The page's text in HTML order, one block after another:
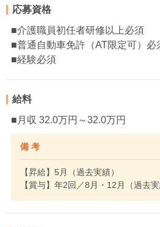
応募資格
■介護職員初任者研修以上必須
■普通自動車免許（AT限定可）必
■経験必須
給料
■月収 32.0万円～32.0万円
備 考
【昇給】5月（過去実績）
【賞与】年2回／8月・12月（過去実